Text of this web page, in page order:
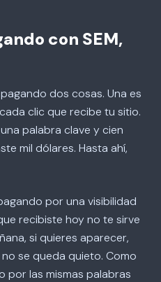
con SEM,
dos cosas. Una es
clic que recibe tu sitio.
palabra clave y cien
mil dólares. Hasta ahí,
por una visibilidad
recibiste hoy no te sirve
si quieres aparecer,
se queda quieto. Como
por las mismas palabras